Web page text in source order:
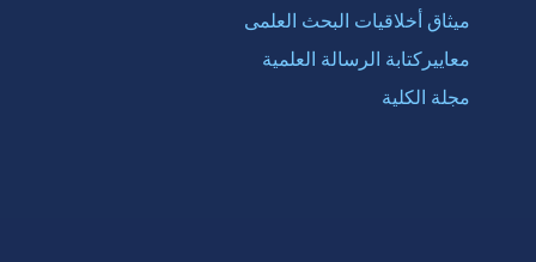
ميثاق أخلاقيات البحث العلمى
معاييركتابة الرسالة العلمية
مجلة الكلية